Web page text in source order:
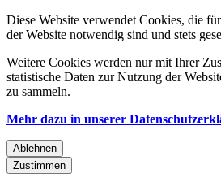
Diese Website verwendet Cookies, die
der Website notwendig sind und stets
Weitere Cookies werden nur mit Ihrer
statistische Daten zur Nutzung der
zu sammeln.
Mehr dazu in unserer
Ablehnen
Zustimmen